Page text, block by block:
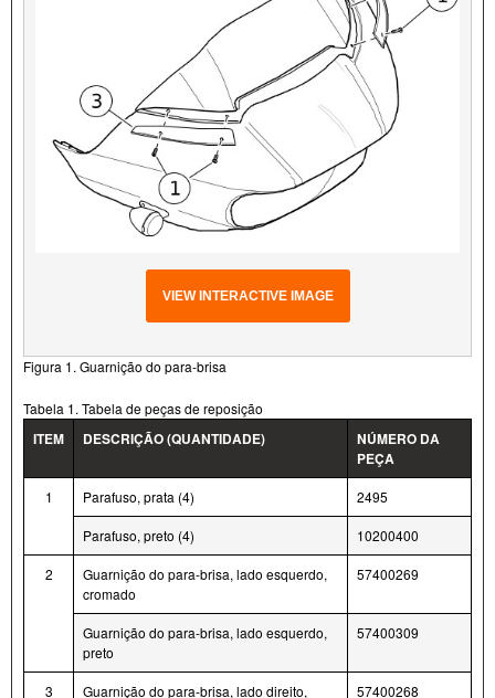
VIEW INTERACTIVE IMAGE
Figura 1. Guarnição do para-brisa
Tabela 1. Tabela de peças de reposição
ITEM DESCRIÇÃO (QUANTIDADE)
NÚMERO DA
PEÇA
1 Parafuso, prata (4) 2495
Parafuso, preto (4) 10200400
2
Guarnição do para-brisa, lado esquerdo,
cromado
57400269
Guarnição do para-brisa, lado esquerdo,
preto
57400309
3 Guarnição do para-brisa, lado direito, 57400268